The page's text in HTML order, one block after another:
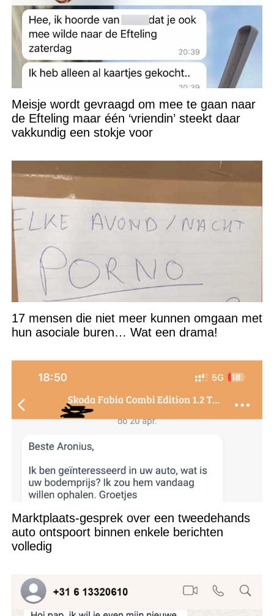
Meisje wordt gevraagd om mee te gaan naar
de Efteling maar één ‘vriendin’ steekt daar
vakkundig een stokje voor
17 mensen die niet meer kunnen omgaan met
hun asociale buren… Wat een drama!
Marktplaats-gesprek over een tweedehands
auto ontspoort binnen enkele berichten
volledig